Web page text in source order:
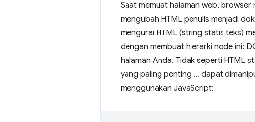
Saat memuat halaman web, browser
mengubah HTML penulis menjadi
mengurai HTML (string statis teks)
dengan membuat hierarki node ini:
halaman Anda. Tidak seperti HTML
yang paling penting … dapat
menggunakan JavaScript: